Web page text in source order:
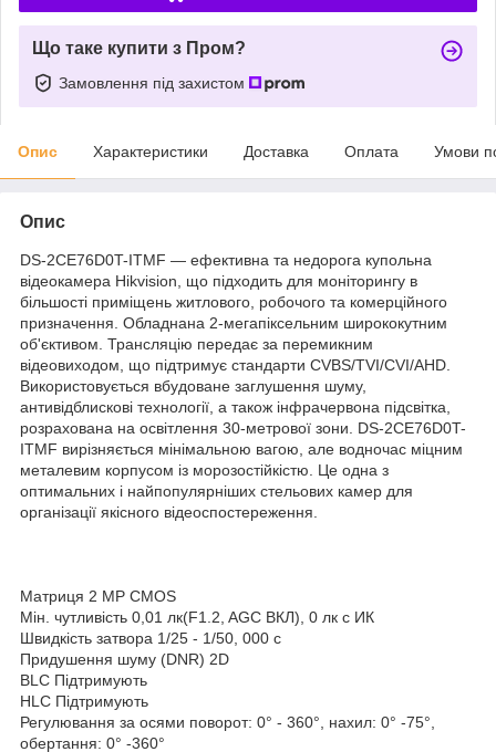
Що таке купити з Пром?
Замовлення під захистом
Опис Характеристики Доставка Оплата Умови
Опис
DS-2CE76D0T-ITMF — ефективна та недорога купольна
відеокамера Hikvision, що підходить для моніторингу в
більшості приміщень житлового, робочого та комерційного
призначення. Обладнана 2-мегапіксельним ширококутним
об'єктивом. Трансляцію передає за перемикним
відеовиходом, що підтримує стандарти CVBS/TVI/CVI/AHD.
Використовується вбудоване заглушення шуму,
антивідблискові технології, а також інфрачервона підсвітка,
розрахована на освітлення 30-метрової зони. DS-2CE76D0T-
ITMF вирізняється мінімальною вагою, але водночас міцним
металевим корпусом із морозостійкістю. Це одна з
оптимальних і найпопулярніших стельових камер для
організації якісного відеоспостереження.
Матриця 2 MP CMOS
Мін. чутливість 0,01 лк(F1.2, AGC ВКЛ), 0 лк с ИК
Швидкість затвора 1/25 - 1/50, 000 c
Придушення шуму (DNR) 2D
BLC Підтримують
HLC Підтримують
Регулювання за осями поворот: 0° - 360°, нахил: 0° -75°,
обертання: 0° -360°